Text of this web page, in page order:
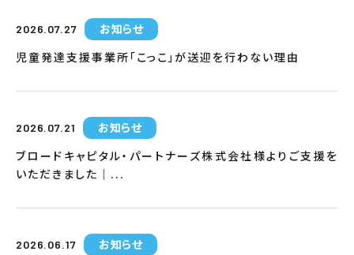
2026.07.27
お知らせ
児童発達支援事業所「こっこ」が送迎を行わない理由
2026.07.21
お知らせ
ブロードキャピタル・パートナーズ株式会社様よりご支援を
いただきました｜...
2026.06.17
お知らせ